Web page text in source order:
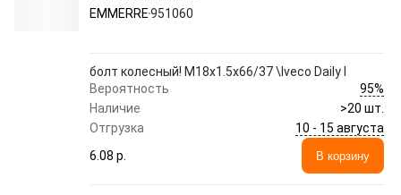
EMMERRE951060
болт колесный! M18x1.5x66/37 \Iveco Daily I
Вероятность
95%
Наличие
>20 шт.
Отгрузка
10 - 15 августа
6.08 p.
В корзину